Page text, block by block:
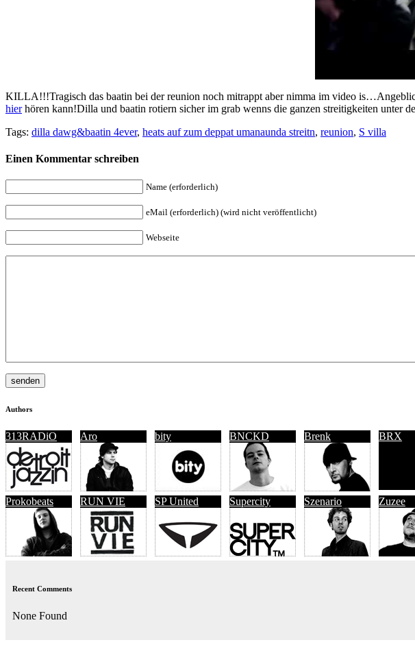
KILLA!!!Tragisch das baatin bei der reunion noch mitrappt aber nimma im video
hierhören kann!Dilla und baatin rotiern sicher im grab wenns die ganzen streitigkeiten unter
Tags: dilla dawg&baatin 4ever, heats auf zum deppat umanaunda streitn, reunion, S villa
Einen Kommentar schreiben
Name (erforderlich)
eMail (erforderlich) (wird nicht veröffentlicht)
Webseite
Authors
313RADiO Aro bity BNCKD Brenk BRX
Prokobeats RUN VIE SP United Supercity Szenario Zuzee
Recent Comments
None Found